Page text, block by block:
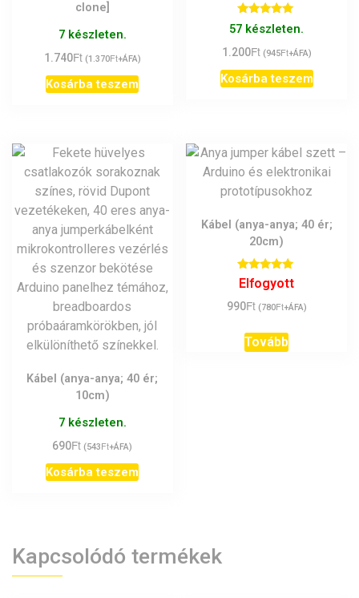
clone]
7 készleten.
1.740Ft (1.370Ft+ÁFA)
Kosárba teszem
Értékelés:
5.00
57 készleten.
1.200Ft (945Ft+ÁFA)
Kosárba teszem
Kábel (anya-anya; 40 ér;
10cm)
7 készleten.
690Ft (543Ft+ÁFA)
Kosárba teszem
Kábel (anya-anya; 40 ér;
20cm)
Értékelés:
5.00
Elfogyott
990Ft (780Ft+ÁFA)
Tovább
Kapcsolódó termékek